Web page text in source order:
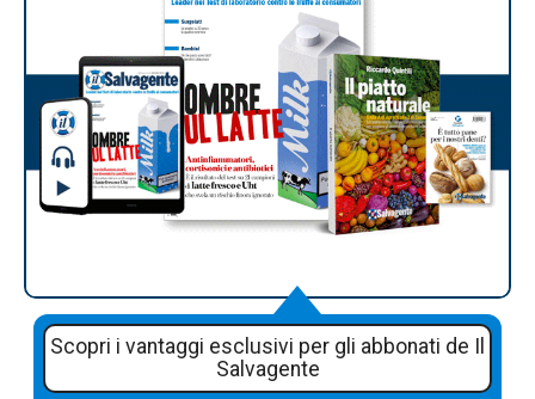
Scopri i vantaggi esclusivi per gli abbonati de Il
Salvagente